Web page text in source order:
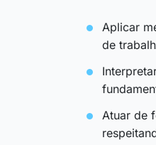
Aplicar
de
Atuar de